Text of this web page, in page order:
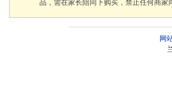
品，需在家长陪同下购买，禁止任何商
网